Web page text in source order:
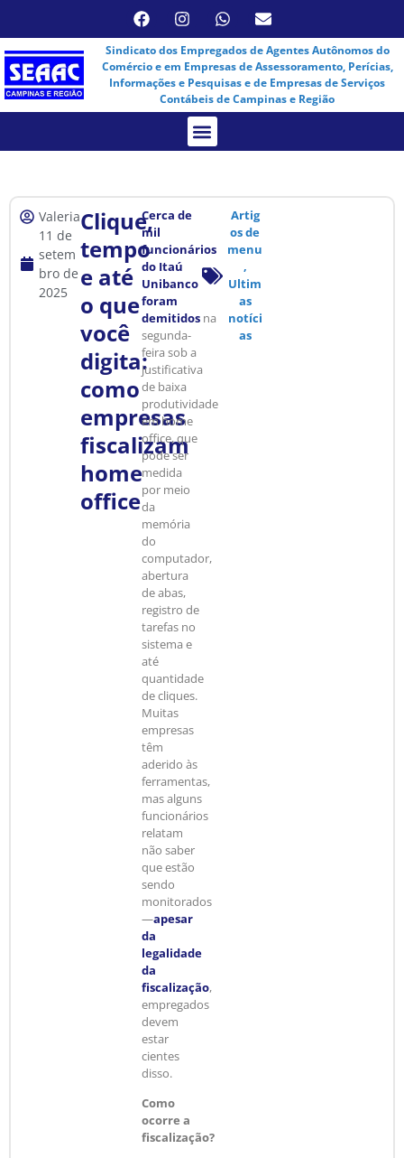
Sindicato dos Empregados de Agentes Autônomos do
Comércio e em Empresas de Assessoramento, Perícias,
Informações e Pesquisas e de Empresas de Serviços
Contábeis de Campinas e Região
Valeria
11 de
setem
bro de
2025
Clique,
tempo
e até
o que
você
digita:
como
empresas
fiscalizam
home
office
Cerca de
mil
funcionários
do Itaú
Unibanco
foram
demitidosna
segunda-
feira sob a
justificativa
de baixa
produtividade
em home
office, que
pode ser
medida
por meio
da
memória
do
computador,
abertura
de abas,
registro de
tarefas no
sistema e
até
quantidade
de cliques.
Muitas
empresas
têm
aderido às
ferramentas,
mas alguns
funcionários
relatam
não saber
que estão
sendo
monitorados
—apesar
da
legalidade
da
fiscalização,
empregados
devem
estar
cientes
disso.
Como
ocorre a
fiscalização?
Artig
os de
menu
,
Ultim
as
notíci
as